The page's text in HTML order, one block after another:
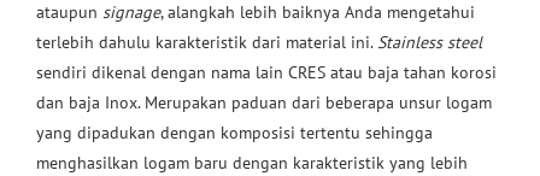
ataupun signage, alangkah lebih baiknya Anda mengetahui
terlebih dahulu karakteristik dari material ini. Stainless steel
sendiri dikenal dengan nama lain CRES atau baja tahan korosi
dan baja Inox. Merupakan paduan dari beberapa unsur logam
yang dipadukan dengan komposisi tertentu sehingga
menghasilkan logam baru dengan karakteristik yang lebih